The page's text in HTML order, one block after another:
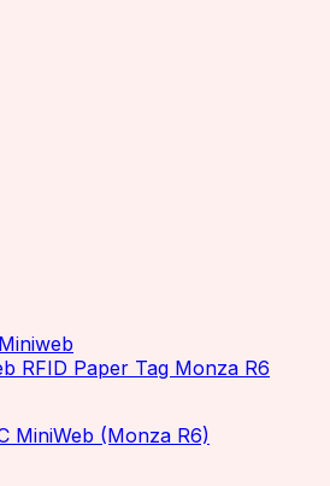
MiniWeb (Monza R6)